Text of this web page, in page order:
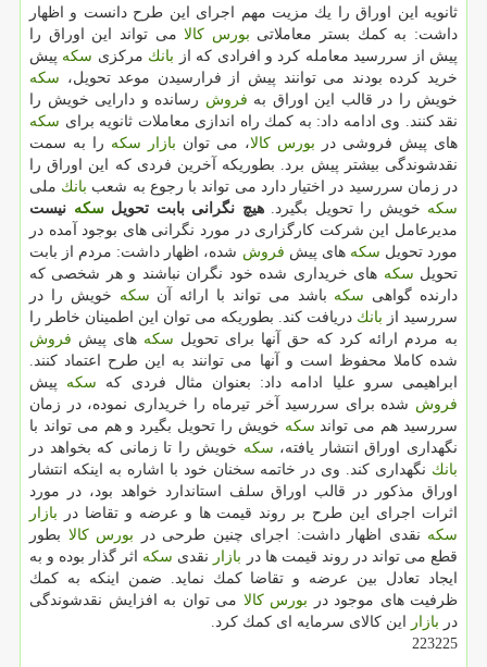
ثانویه این اوراق را یك مزیت مهم اجرای این طرح دانست و اظهار
داشت: به كمك بستر معاملاتی بورس كالامی تواند این اوراق را
پیش از سررسید معامله كرد و افرادی كه از بانك مركزی سكه پیش
خرید كرده بودند می توانند پیش از فرارسیدن موعد تحویل، سكه
خویش را در قالب این اوراق به فروش رسانده و دارایی خویش را
نقد كنند. وی ادامه داد: به كمك راه اندازی معاملات ثانویه برای سكه
های پیش فروشی در بورس كالا، می توان بازار سكه را به سمت
نقدشوندگی بیشتر پیش برد. بطوریكه آخرین فردی كه این اوراق را
در زمان سررسید در اختیار دارد می تواند با رجوع به شعب بانك ملی
سكه خویش را تحویل بگیرد.هیچ نگرانی بابت تحویلسكه نیست
مدیرعامل این شركت كارگزاری در مورد نگرانی های بوجود آمده در
مورد تحویل سكه های پیش فروش شده، اظهار داشت: مردم از بابت
تحویل سكه های خریداری شده خود نگران نباشند و هر شخصی كه
دارنده گواهی سكه باشد می تواند با ارائه آن سكه خویش را در
سررسید از بانك دریافت كند. بطوریكه می توان این اطمینان خاطر را
به مردم ارائه كرد كه حق آنها برای تحویل سكه های پیش فروش
شده كاملا محفوظ است و آنها می توانند به این طرح اعتماد كنند.
ابراهیمی سرو علیا ادامه داد: بعنوان مثال فردی كه سكه پیش
فروش شده برای سررسید آخر تیرماه را خریداری نموده، در زمان
سررسید هم می تواند سكه خویش را تحویل بگیرد و هم می تواند با
نگهداری اوراق انتشار یافته، سكه خویش را تا زمانی كه بخواهد در
بانك نگهداری كند. وی در خاتمه سخنان خود با اشاره به اینكه انتشار
اوراق مذكور در قالب اوراق سلف استاندارد خواهد بود، در مورد
اثرات اجرای این طرح بر روند قیمت ها و عرضه و تقاضا در بازار
سكه نقدی اظهار داشت: اجرای چنین طرحی در بورس كالا بطور
قطع می تواند در روند قیمت ها در بازار نقدی سكه اثر گذار بوده و به
ایجاد تعادل بین عرضه و تقاضا كمك نماید. ضمن اینكه به كمك
ظرفیت های موجود در بورس كالا می توان به افزایش نقدشوندگی
در بازار این كالای سرمایه ای كمك كرد.
223225